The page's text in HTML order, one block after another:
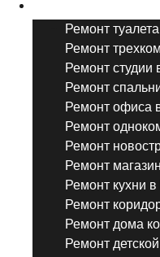
Ремонт
Ремонт
Ремонт студии
Ремонт
Ремонт офиса
Ремонт
Ремонт
Ремонт
Ремонт кухни в
Ремонт
Ремонт дома
Ремонт